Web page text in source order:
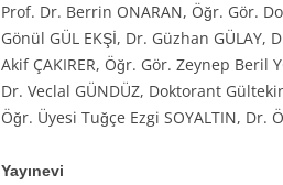
Prof. Dr. Berrin ONARAN, Öğr. Gör.
Gönül GÜL EKŞİ, Dr. Güzhan
Akif ÇAKIRER, Öğr. Gör. Zeynep Beril
Dr. Veclal GÜNDÜZ, Doktorant
Öğr. Üyesi Tuğçe Ezgi SOYALTIN, Dr.
Yayınevi